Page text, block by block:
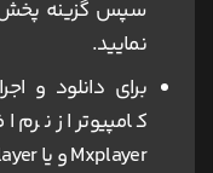
سپس گزینه پخش
نمایید.
برای دانلود و
Mxplayer و یا KmPlayer استفاده کنید.